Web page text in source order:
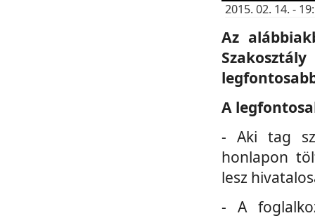
2015. 02. 14. -
Az
A
- Aki tag
honlapon
lesz
- A